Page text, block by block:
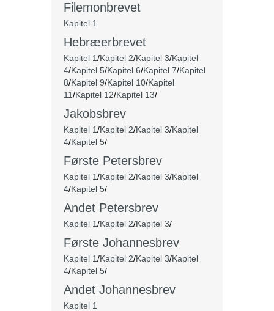
Filemonbrevet
Kapitel 1
Hebræerbrevet
Kapitel 1/Kapitel 2/Kapitel 3/Kapitel
4/Kapitel 5/Kapitel 6/Kapitel 7/Kapitel
8/Kapitel 9/Kapitel 10/Kapitel
11/Kapitel 12/Kapitel 13/
Jakobsbrev
Kapitel 1/Kapitel 2/Kapitel 3/Kapitel
4/Kapitel 5/
Første Petersbrev
Kapitel 1/Kapitel 2/Kapitel 3/Kapitel
4/Kapitel 5/
Andet Petersbrev
Kapitel 1/Kapitel 2/Kapitel 3/
Første Johannesbrev
Kapitel 1/Kapitel 2/Kapitel 3/Kapitel
4/Kapitel 5/
Andet Johannesbrev
Kapitel 1